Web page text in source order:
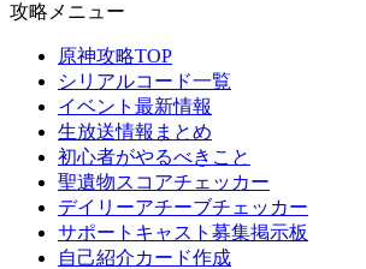
攻略メニュー
原神攻略TOP
シリアルコード一覧
イベント最新情報
生放送情報まとめ
初心者がやるべきこと
聖遺物スコアチェッカー
デイリーアチーブチェッカー
サポートキャスト募集掲示板
自己紹介カード作成